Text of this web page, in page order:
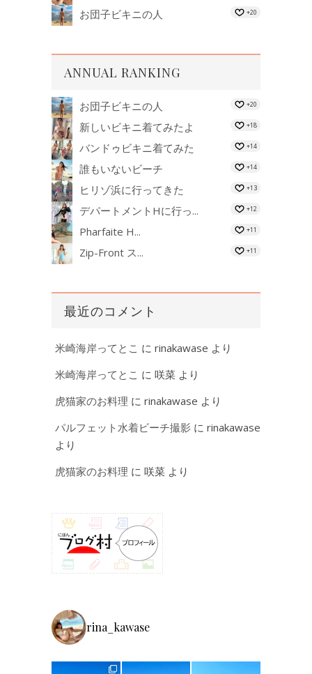
お団子ビキニの人 +20
ANNUAL RANKING
お団子ビキニの人 +20
新しいビキニ着てみたよ +18
バンドゥビキニ着てみた +14
誰もいないビーチ +14
ヒリゾ浜に行ってきた +13
デパートメントHに行っ... +12
Pharfaite H... +11
Zip-Front ス... +11
最近のコメント
米崎海岸ってとこ に rinakawase より
米崎海岸ってとこ に 咲菜 より
虎猫家のお料理 に rinakawase より
パルフェット水着ビーチ撮影 に rinakawase
より
虎猫家のお料理 に 咲菜 より
rina_kawase